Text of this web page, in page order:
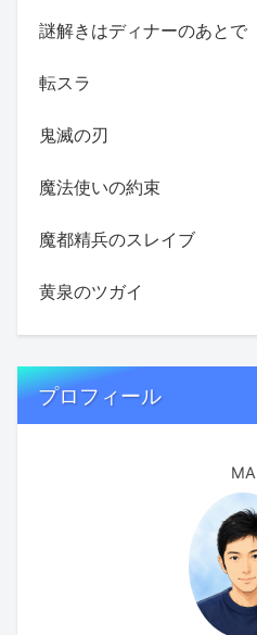
謎解きはディナーのあとで
転スラ
鬼滅の刃
魔法使いの約束
魔都精兵のスレイブ
黄泉のツガイ
プロフィール
MA